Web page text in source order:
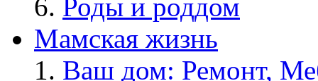
Роды и роддом
Мамская жизнь
Ваш дом: Ремонт,